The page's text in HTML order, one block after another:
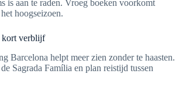
is aan te raden. Vroeg boeken voorkomt
hoogseizoen.
kort verblijf
Barcelona helpt meer zien zonder te haasten.
Sagrada Família en plan reistijd tussen